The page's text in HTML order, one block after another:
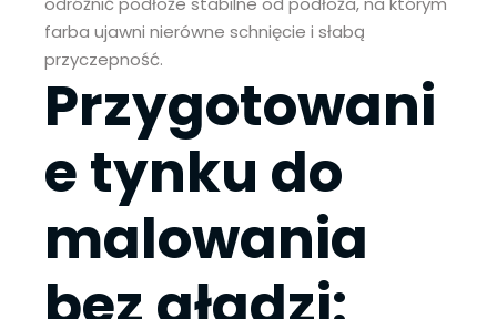
farba ujawni nierówne schnięcie i słabą
przyczepność.
Przygotowani
e tynku do
malowania